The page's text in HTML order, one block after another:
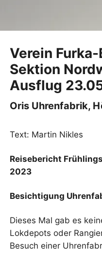
Verein
Sektion
Ausflug
Oris Uhrenfabrik,
Text: Martin Nikles
Reisebericht
2023
Besichtigung
Dieses Mal gab es
Lokdepots oder
Besuch einer